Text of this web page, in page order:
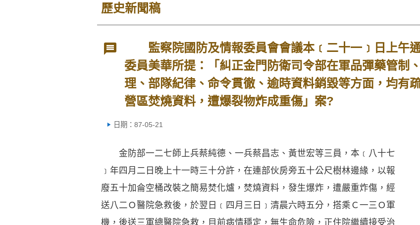
歷史新聞稿
監察院國防及情報委員會會議本﹝二十一﹞日上午
委員美華所提：「糾正金門防衛司令部在軍品彈藥管制
理、部隊紀律、命令貫徹、逾時資料銷毀等方面，均有
營區焚燒資料，遭爆裂物炸成重傷」案?
日期：87-05-21
金防部一二七師上兵蔡純德、一兵蔡昌志、黃世宏等三員，本﹝八十七
﹞年四月二日晚上十一時三十分許，在連部伙房旁五十公尺樹林邊緣，以報
廢五十加侖空桶改裝之簡易焚化爐，焚燒資料，發生爆炸，遭嚴重炸傷，經
送八二Ｏ醫院急救後，於翌日﹝四月三日﹞清晨六時五分，搭乘Ｃ一三Ｏ軍
機，後送三軍總醫院急救，目前病情穩定，無生命危險，正住院繼續接受治